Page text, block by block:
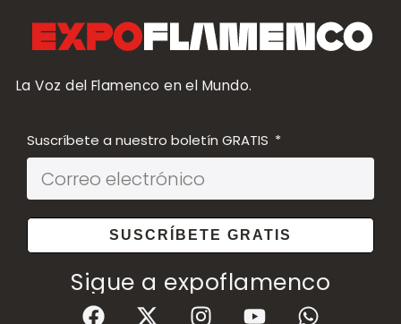
La Voz del Flamenco en el Mundo.
Suscríbete a nuestro boletín GRATIS
SUSCRÍBETE GRATIS
Sigue a expoflamenco